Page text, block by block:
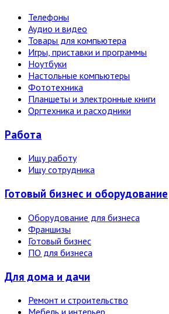
Телефоны
Аудио и видео
Товары для компьютера
Игры, приставки и программы
Ноутбуки
Настольные компьютеры
Фототехника
Планшеты и электронные книги
Оргтехника и расходники
Работа
Ищу работу
Ищу сотрудника
Готовый бизнес и оборудование
Оборудование для бизнеса
Франшизы
Готовый бизнес
ПО для бизнеса
Для дома и дачи
Ремонт и строительство